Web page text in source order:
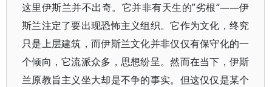
这里伊斯兰并不出奇。它并非有天生的”劣根“——伊
斯兰注定了要出现恐怖主义组织。它作为文化，终究
只是上层建筑，而伊斯兰文化并非仅仅有保守化的一
个倾向，它流派众多，思想纷呈。然而在当下，伊斯
兰原教旨主义坐大却是不争的事实。但这仅仅是某个